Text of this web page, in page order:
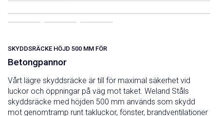
SKYDDSRÄCKE HÖJD 500 MM FÖR
Betongpannor
Vårt lägre skyddsräcke är till för maximal säkerhet vid
luckor och öppningar på väg mot taket. Weland Ståls
skyddsräcke med höjden 500 mm används som skydd
mot genomtramp runt takluckor, fönster, brandventilationer